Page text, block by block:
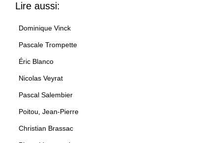
Lire aussi:
Dominique Vinck
Pascale Trompette
Éric Blanco
Nicolas Veyrat
Pascal Salembier
Poitou, Jean-Pierre
Christian Brassac